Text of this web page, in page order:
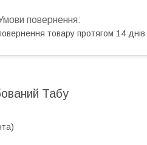
товару протягом 14 днів
Табу